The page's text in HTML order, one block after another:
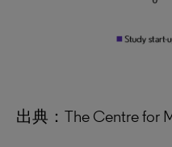
出典：The Centre for